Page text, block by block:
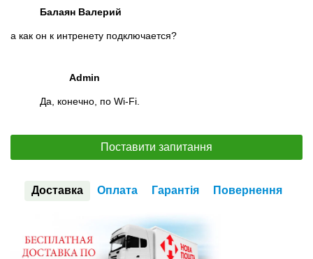
Балаян Валерий
а как он к интренету подключается?
Admin
Да, конечно, по Wi-Fi.
Поставити запитання
Доставка Оплата Гарантія Повернення